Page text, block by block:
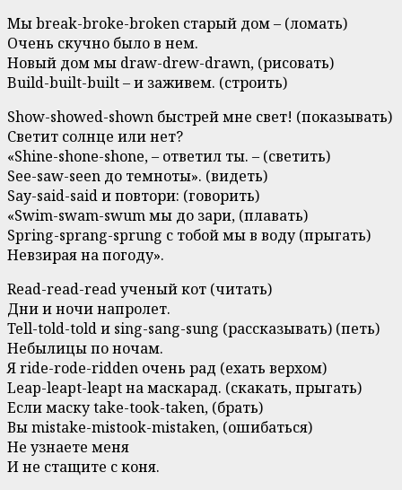
Мы break-broke-broken старый дом – (ломать)
Очень скучно было в нем.
Новый дом мы draw-drew-drawn, (рисовать)
Build-built-built – и заживем. (строить)
Show-showed-shown быстрей мне свет! (показывать)
Светит солнце или нет?
«Shine-shone-shone, – ответил ты. – (светить)
See-saw-seen до темноты». (видеть)
Say-said-said и повтори: (говорить)
«Swim-swam-swum мы до зари, (плавать)
Spring-sprang-sprung с тобой мы в воду (прыгать)
Невзирая на погоду».
Read-read-read ученый кот (читать)
Дни и ночи напролет.
Tell-told-told и sing-sang-sung (рассказывать) (петь)
Небылицы по ночам.
Я ride-rode-ridden очень рад (ехать верхом)
Leap-leapt-leapt на маскарад. (скакать, прыгать)
Если маску take-took-taken, (брать)
Вы mistake-mistook-mistaken, (ошибаться)
Не узнаете меня
И не стащите с коня.